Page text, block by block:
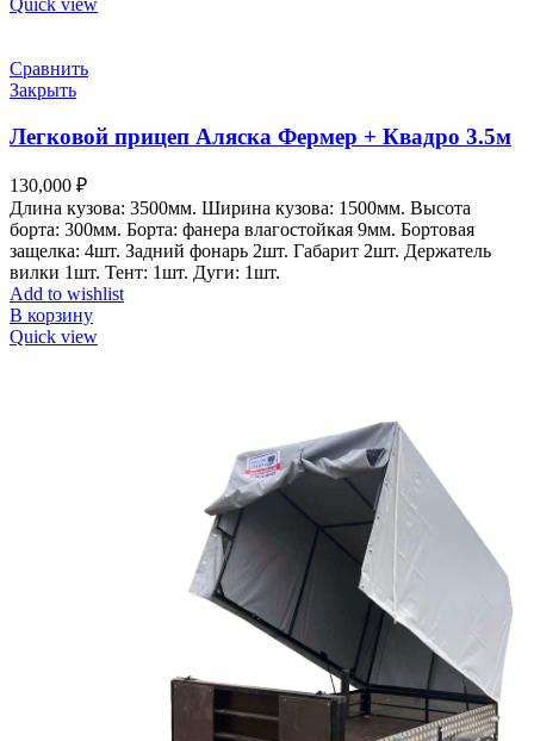
Сравнить
Закрыть
Легковой прицеп Аляска Фермер + Квадро 3.5м
130,000 ₽
Длина кузова: 3500мм. Ширина кузова: 1500мм. Высота
борта: 300мм. Борта: фанера влагостойкая 9мм. Бортовая
защелка: 4шт. Задний фонарь 2шт. Габарит 2шт. Держатель
вилки 1шт. Тент: 1шт. Дуги: 1шт.
Add to wishlist
В корзину
Quick view